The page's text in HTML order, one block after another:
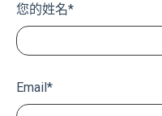
您的姓名*
Email*